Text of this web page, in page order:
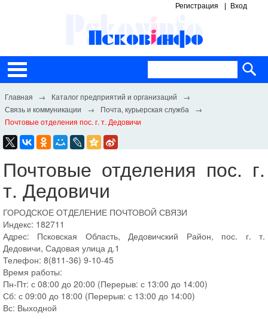
Регистрация Вход
Каталог предприятий и организаций
Связь и коммуникации
Почта, курьерская служба
Почтовые отделения пос. г. т. Дедовичи
Почтовые отделения пос. г.
т. Дедовичи
ГОРОДСКОЕ ОТДЕЛЕНИЕ ПОЧТОВОЙ СВЯЗИ
Индекс: 182711
Адрес: Псковская Область, Дедовичский Район, пос. г. т.
Дедовичи, Садовая улица д.1
Телефон: 8(811-36) 9-10-45
Время работы:
Пн-Пт: с 08:00 до 20:00 (Перерыв: с 13:00 до 14:00)
Сб: с 09:00 до 18:00 (Перерыв: с 13:00 до 14:00)
Вс: Выходной